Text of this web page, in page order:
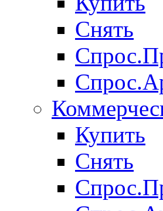
Снять
Купить
Снять